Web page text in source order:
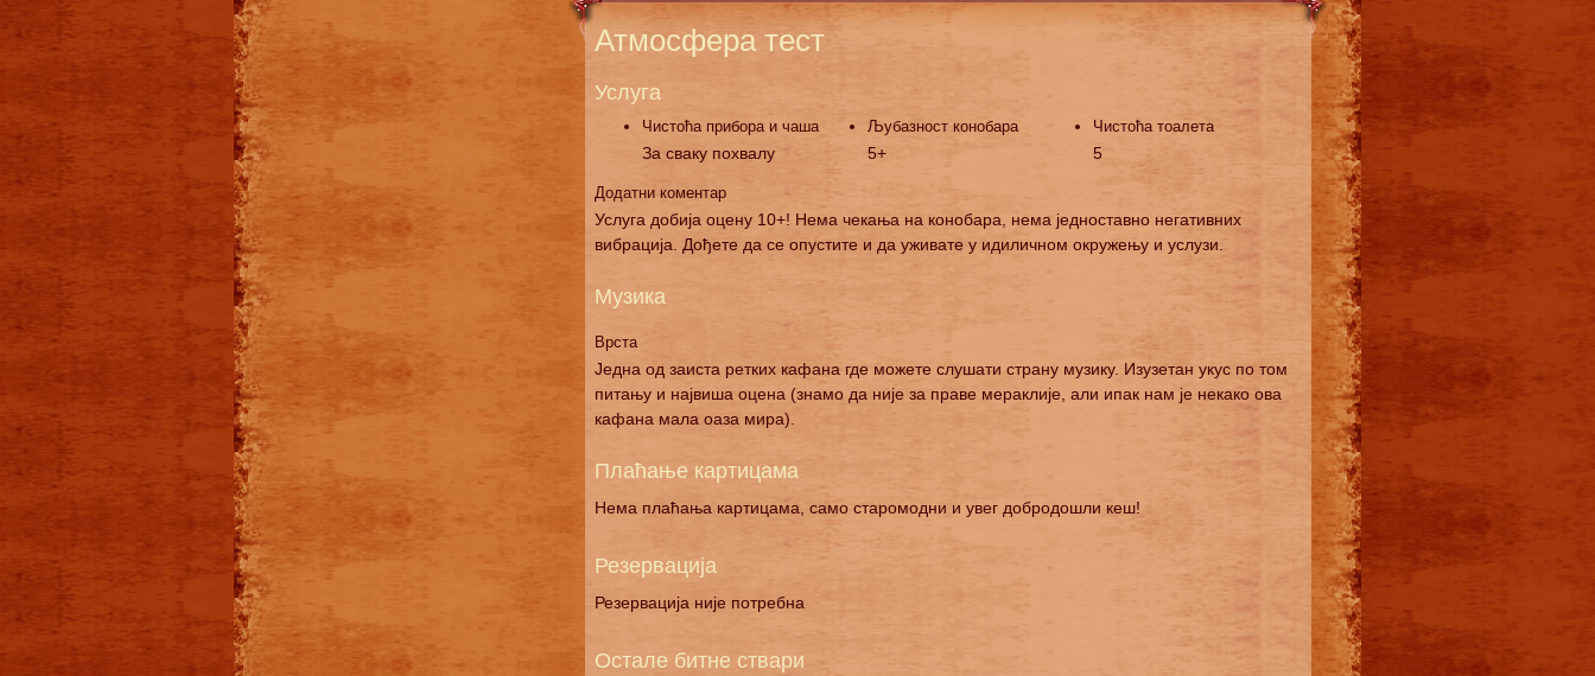
Атмосфера тест
Услуга
Чистоћа прибора и чаша
За сваку похвалу
Љубазност конобара
5+
Чистоћа тоалета
5
Додатни коментар
Услуга добија оцену 10+! Нема чекања на конобара, нема једноставно негативних
вибрација. Дођете да се опустите и да уживате у идиличном окружењу и услузи.
Музика
Врста
Једна од заиста ретких кафана где можете слушати страну музику. Изузетан укус по том
питању и највиша оцена (знамо да није за праве мераклије, али ипак нам је некако ова
кафана мала оаза мира).
Плаћање картицама
Нема плаћања картицама, само старомодни и увег добродошли кеш!
Резервација
Резервација није потребна
Остале битне ствари